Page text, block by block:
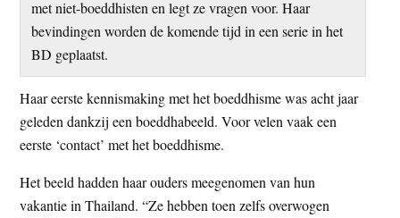
met niet-boeddhisten en legt ze vragen voor. Haar
bevindingen worden de komende tijd in een serie in het
BD geplaatst.
Haar eerste kennismaking met het boeddhisme was acht jaar
geleden dankzij een boeddhabeeld. Voor velen vaak een
eerste ‘contact’ met het boeddhisme.
Het beeld hadden haar ouders meegenomen van hun
vakantie in Thailand. “Ze hebben toen zelfs overwogen